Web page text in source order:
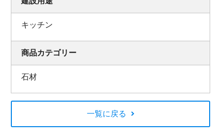
キッチン
商品カテゴリー
石材
一覧に戻る